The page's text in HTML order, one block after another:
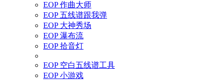
EOP 作曲大师
EOP 五线谱跟我弹
EOP 大神秀场
EOP 瀑布流
EOP 拾音灯
EOP 空白五线谱工具
EOP 小游戏